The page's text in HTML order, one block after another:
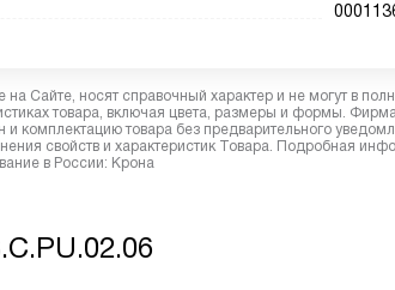
Сайте, носят справочный характер и не могут в
товара, включая цвета, размеры и формы.
и комплектацию товара без предварительного
свойств и характеристик Товара. Подробная
в России: Крона